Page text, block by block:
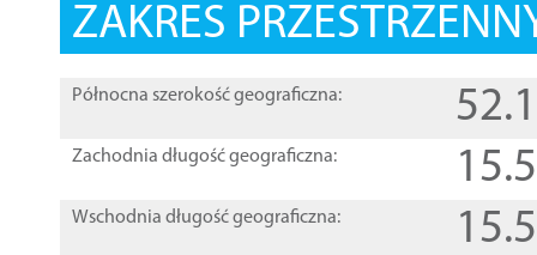
ZAKRES
Północna szerokość geograficzna:
Zachodnia długość geograficzna:
Wschodnia długość geograficzna: